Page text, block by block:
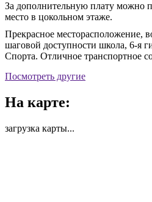
За дополнительную плату можно
место в цокольном этаже.
Прекрасное месторасположение,
шаговой доступности школа, 6-я
Спорта. Отличное транспортное
Посмотреть другие
На карте:
загрузка карты...